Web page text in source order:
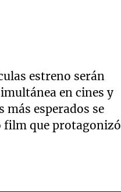
estreno serán
en cines y
esperados se
film que protagonizó